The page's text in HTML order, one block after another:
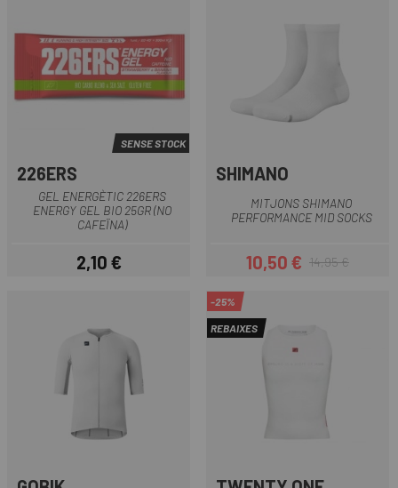
SENSE STOCK
226ERS
GEL ENERGÈTIC 226ERS
ENERGY GEL BIO 25GR (NO
CAFEÏNA)
Preu
2,10 €
SHIMANO
MITJONS SHIMANO
PERFORMANCE MID SOCKS
Preu
10,50 €Preu regular
14,95 €
-25%
REBAIXES